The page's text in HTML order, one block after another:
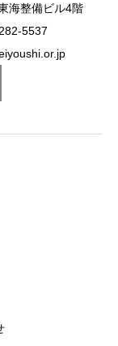
海整備ビル4階
5537